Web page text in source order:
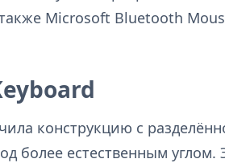
Microsoft Bluetooth
конструкцию с
более естественным углом.